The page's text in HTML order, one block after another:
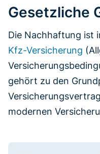
Gesetzliche
Die Nachhaftung ist
Kfz-Versicherung
gehört zu den
modernen